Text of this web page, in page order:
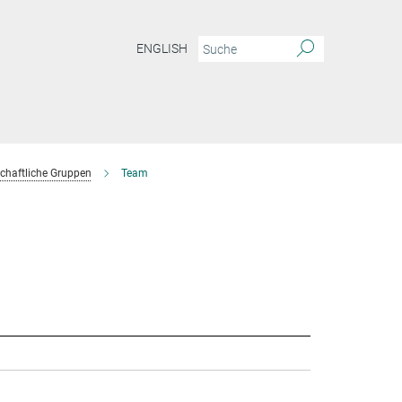
ENGLISH
Gruppen Team